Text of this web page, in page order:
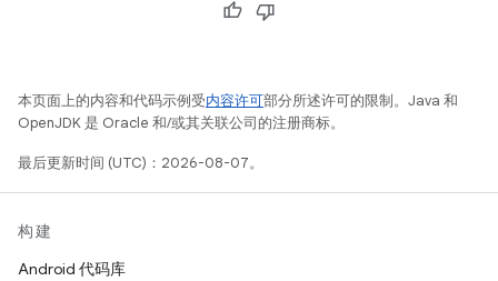
本页面上的内容和代码示例受内容许可部分所述许可的限制。Java 和
OpenJDK 是 Oracle 和/或其关联公司的注册商标。
最后更新时间 (UTC)：2026-08-07。
构建
Android 代码库